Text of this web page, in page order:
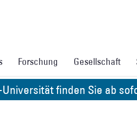
Forschung Gesellschaft
finden Sie ab